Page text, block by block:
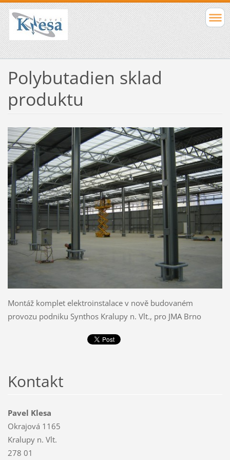
Polybutadien sklad
produktu
Montáž komplet elektroinstalace v nově budovaném
provozu podniku Synthos Kralupy n. Vlt., pro JMA Brno
Kontakt
Pavel Klesa
Okrajová 1165
Kralupy n. Vlt.
278 01